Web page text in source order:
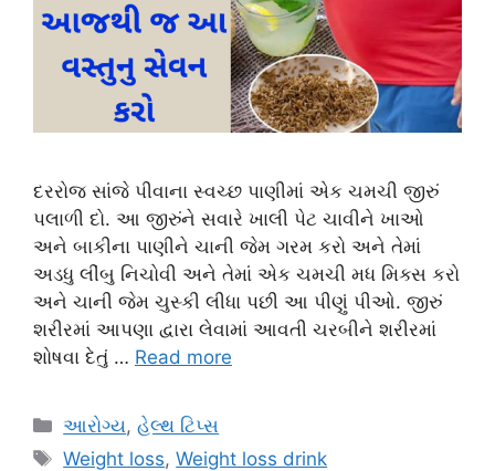
દરરોજ સાંજે પીવાના સ્વચ્છ પાણીમાં એક ચમચી જીરું
પલાળી દો. આ જીરુંને સવારે ખાલી પેટ ચાવીને ખાઓ
અને બાકીના પાણીને ચાની જેમ ગરમ કરો અને તેમાં
અડધુ લીંબુ નિચોવી અને તેમાં એક ચમચી મધ મિક્સ કરો
અને ચાની જેમ ચુસ્કી લીધા પછી આ પીણું પીઓ. જીરું
શરીરમાં આપણા દ્વારા લેવામાં આવતી ચરબીને શરીરમાં
શોષવા દેતું … Read more
Categories
આરોગ્ય,હેલ્થ ટિપ્સ
Tags
Weight loss,Weight loss drink